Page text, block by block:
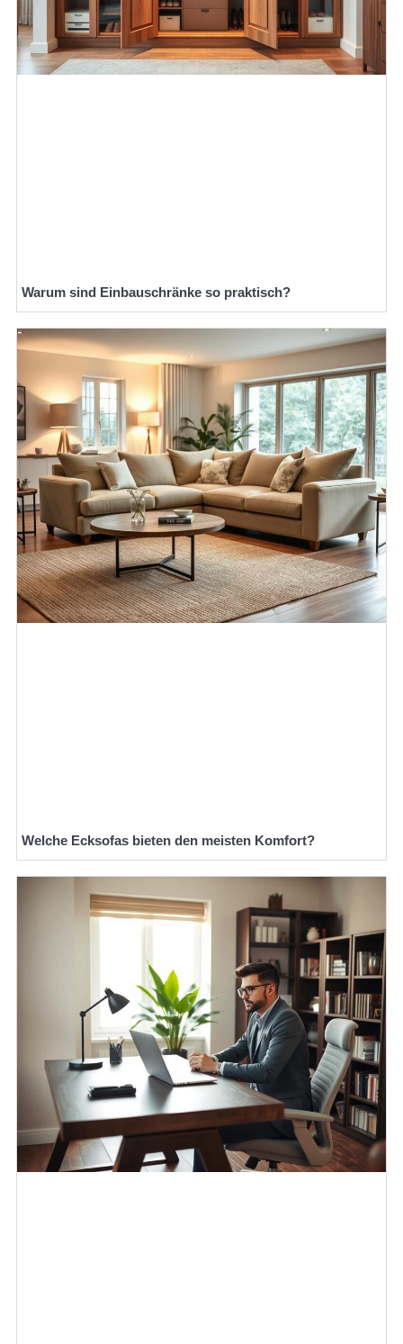
Warum sind Einbauschränke so praktisch?
Welche Ecksofas bieten den meisten Komfort?